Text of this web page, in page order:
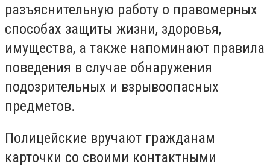
разъяснительную работу о правомерных
способах защиты жизни, здоровья,
имущества, а также напоминают правила
поведения в случае обнаружения
подозрительных и взрывоопасных
предметов.
Полицейские вручают гражданам
карточки со своими контактными